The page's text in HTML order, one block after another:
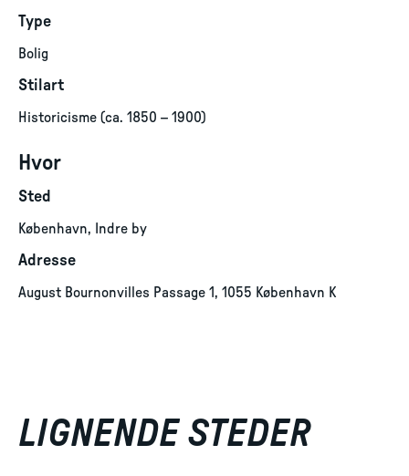
Type
Bolig
Stilart
Historicisme (ca. 1850 – 1900)
Hvor
Sted
København, Indre by
Adresse
August Bournonvilles Passage 1, 1055 København K
LIGNENDE STEDER